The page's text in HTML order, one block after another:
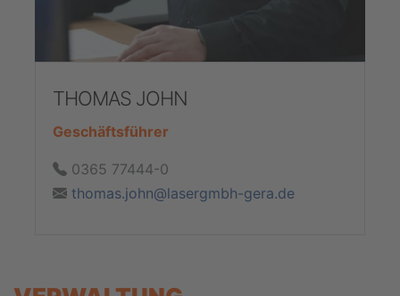
THOMAS JOHN
Geschäftsführer
0365 77444-0
thomas.john@lasergmbh-gera.de